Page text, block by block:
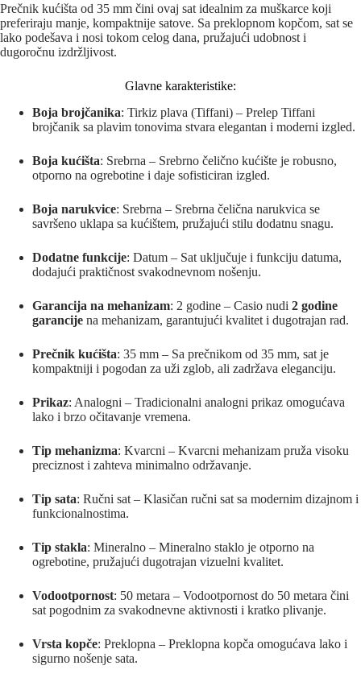
Prečnik kućišta od 35 mm čini ovaj sat idealnim za muškarce koji
preferiraju manje, kompaktnije satove. Sa preklopnom kopčom, sat se
lako podešava i nosi tokom celog dana, pružajući udobnost i
dugoročnu izdržljivost.
Glavne karakteristike:
Boja brojčanika: Tirkiz plava (Tiffani) – Prelep Tiffani
brojčanik sa plavim tonovima stvara elegantan i moderni izgled.
Boja kućišta: Srebrna – Srebrno čelično kućište je robusno,
otporno na ogrebotine i daje sofisticiran izgled.
Boja narukvice: Srebrna – Srebrna čelična narukvica se
savršeno uklapa sa kućištem, pružajući stilu dodatnu snagu.
Dodatne funkcije: Datum – Sat uključuje i funkciju datuma,
dodajući praktičnost svakodnevnom nošenju.
Garancija na mehanizam: 2 godine – Casio nudi 2 godine
garancije na mehanizam, garantujući kvalitet i dugotrajan rad.
Prečnik kućišta: 35 mm – Sa prečnikom od 35 mm, sat je
kompaktniji i pogodan za uži zglob, ali zadržava eleganciju.
Prikaz: Analogni – Tradicionalni analogni prikaz omogućava
lako i brzo očitavanje vremena.
Tip mehanizma: Kvarcni – Kvarcni mehanizam pruža visoku
preciznost i zahteva minimalno održavanje.
Tip sata: Ručni sat – Klasičan ručni sat sa modernim dizajnom i
funkcionalnostima.
Tip stakla: Mineralno – Mineralno staklo je otporno na
ogrebotine, pružajući dugotrajan vizuelni kvalitet.
Vodootpornost: 50 metara – Vodootpornost do 50 metara čini
sat pogodnim za svakodnevne aktivnosti i kratko plivanje.
Vrsta kopče: Preklopna – Preklopna kopča omogućava lako i
sigurno nošenje sata.